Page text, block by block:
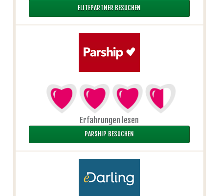
ELITEPARTNER BESUCHEN
Erfahrungen lesen
PARSHIP BESUCHEN